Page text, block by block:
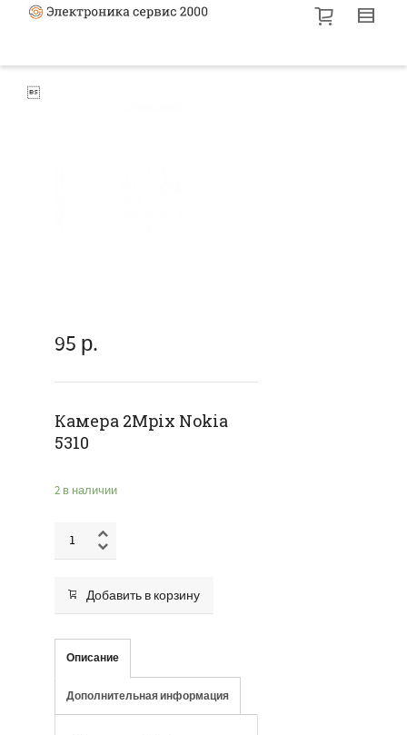

95 р.
Камера 2Mpix Nokia
5310
2 в наличии
Добавить в корзину
Описание
Дополнительная информация